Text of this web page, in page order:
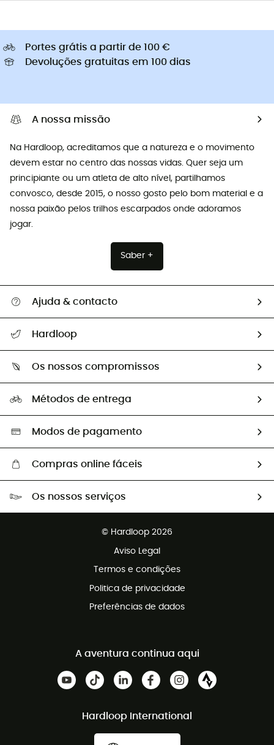
Portes grátis a partir de 100 €
Devoluções gratuitas em 100 dias
A nossa missão
Na Hardloop, acreditamos que a natureza e o movimento
devem estar no centro das nossas vidas. Quer seja um
principiante ou um atleta de alto nível, partilhamos
convosco, desde 2015, o nosso gosto pelo bom material e a
nossa paixão pelos trilhos escarpados onde adoramos
jogar.
Saber +
Ajuda & contacto
Devoluções e reembolsos
Guia de tamanhos
Trocas & Devoluções
Hardloop
Os nossos embaixadores
Os nossos compromissos
Seleção eco-responsável
Métodos de entrega
Modos de pagamento
Compras online fáceis
Devoluções gratuitas em 100 dias
Os nossos serviços
© Hardloop 2026
Aviso Legal
Termos e condições
Politica de privacidade
Preferências de dados
A aventura continua aqui
Hardloop International